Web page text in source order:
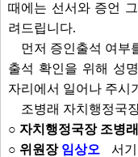
때에는 선서와 증언
려드립니다.
먼저 증인출석 여부
출석 확인을 위해 성
자리에서 일어나 주시
조병래 자치행정국
○ 자치행정국장 조병래
○ 위원장 임상오
서